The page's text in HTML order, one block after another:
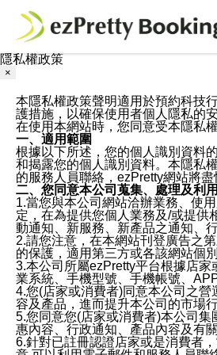
隱私權政策
×
本隱私權政策聲明適用於預約科技
護措施，以確保使用者個人隱私的安
在使用本網站時，您同意受本隱私
一、適用範圍
根據以下所述，您的個人識別資料
和揭露您的個人識別資料。本隱私
的服務人員聯絡，ezPretty網站將盡
二、您同意本公司蒐集、處理及利
1.當您與本公司網站洽辦業務、使
定，在為提供您個人業務及/或提供
動通知、新服務、新產品之通知、
2.請您注意，在本網站刊登廣告之
的保護，適用第三方或各該網站個
3.本公司所屬ezPretty平台根據店
業系統、手機型號、手機帳號、
4.您(店家或消費者)同意本公司之
容及產品，進而提升本公司的市場
5.您同意您(店家或消費者)本公司
惠內容、行政通知、產品內容及有
6.針對已註冊認證店家或是消費者